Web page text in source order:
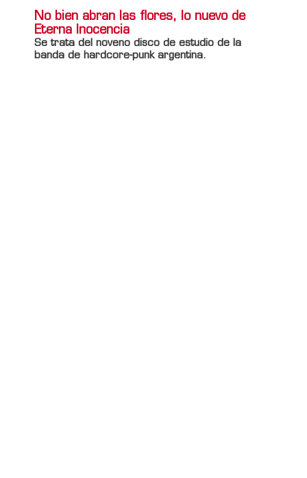
No bien abran las flores, lo nuevo de
Eterna Inocencia
Se trata del noveno disco de estudio de la
banda de hardcore-punk argentina.